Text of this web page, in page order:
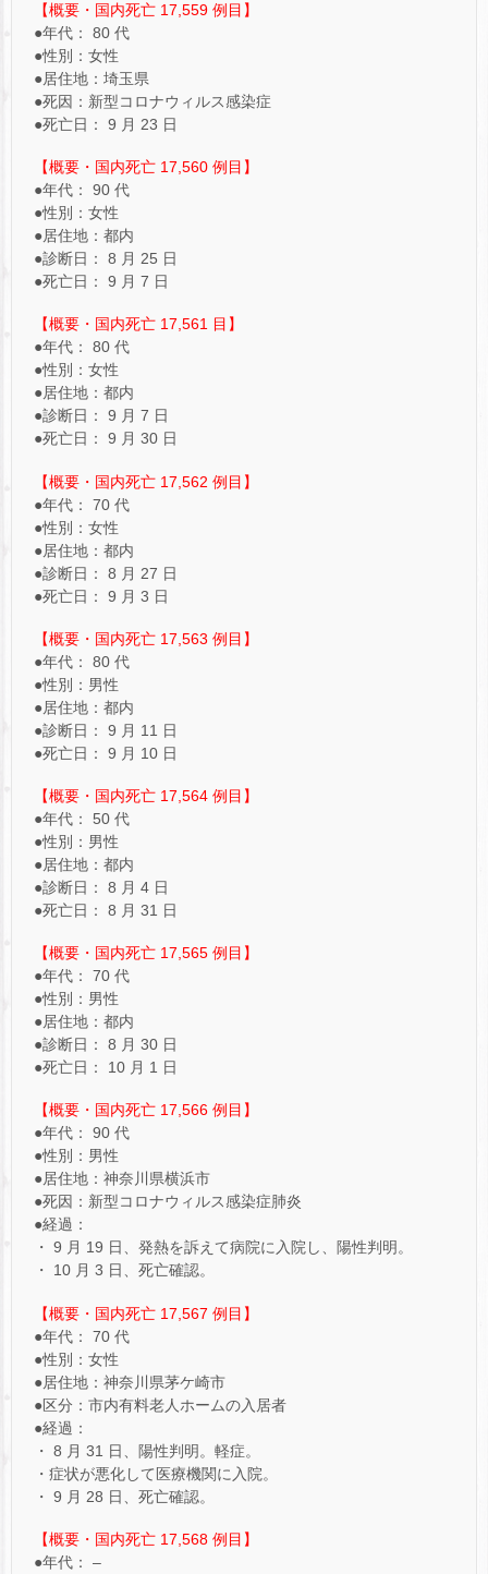
【概要・国内死亡 17,559 例目】
●年代： 80 代
●性別：女性
●居住地：埼玉県
●死因：新型コロナウィルス感染症
●死亡日： 9 月 23 日
【概要・国内死亡 17,560 例目】
●年代： 90 代
●性別：女性
●居住地：都内
●診断日： 8 月 25 日
●死亡日： 9 月 7 日
【概要・国内死亡 17,561 目】
●年代： 80 代
●性別：女性
●居住地：都内
●診断日： 9 月 7 日
●死亡日： 9 月 30 日
【概要・国内死亡 17,562 例目】
●年代： 70 代
●性別：女性
●居住地：都内
●診断日： 8 月 27 日
●死亡日： 9 月 3 日
【概要・国内死亡 17,563 例目】
●年代： 80 代
●性別：男性
●居住地：都内
●診断日： 9 月 11 日
●死亡日： 9 月 10 日
【概要・国内死亡 17,564 例目】
●年代： 50 代
●性別：男性
●居住地：都内
●診断日： 8 月 4 日
●死亡日： 8 月 31 日
【概要・国内死亡 17,565 例目】
●年代： 70 代
●性別：男性
●居住地：都内
●診断日： 8 月 30 日
●死亡日： 10 月 1 日
【概要・国内死亡 17,566 例目】
●年代： 90 代
●性別：男性
●居住地：神奈川県横浜市
●死因：新型コロナウィルス感染症肺炎
●経過：
・ 9 月 19 日、発熱を訴えて病院に入院し、陽性判明。
・ 10 月 3 日、死亡確認。
【概要・国内死亡 17,567 例目】
●年代： 70 代
●性別：女性
●居住地：神奈川県茅ケ崎市
●区分：市内有料老人ホームの入居者
●経過：
・ 8 月 31 日、陽性判明。軽症。
・症状が悪化して医療機関に入院。
・ 9 月 28 日、死亡確認。
【概要・国内死亡 17,568 例目】
●年代： –